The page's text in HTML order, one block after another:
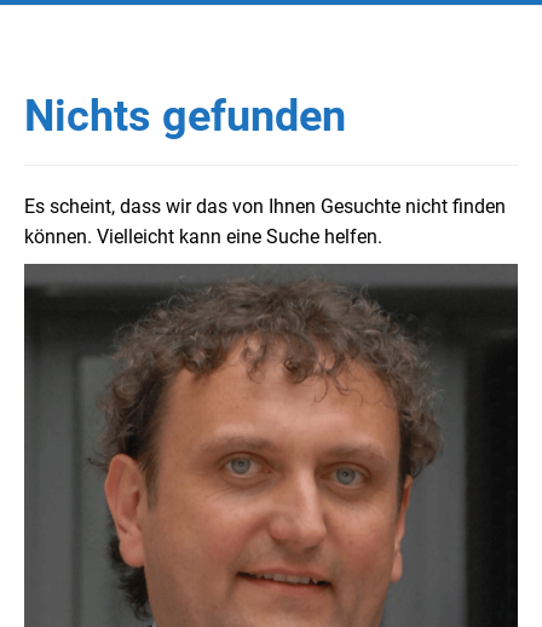
Nichts gefunden
Es scheint, dass wir das von Ihnen Gesuchte nicht finden
können. Vielleicht kann eine Suche helfen.